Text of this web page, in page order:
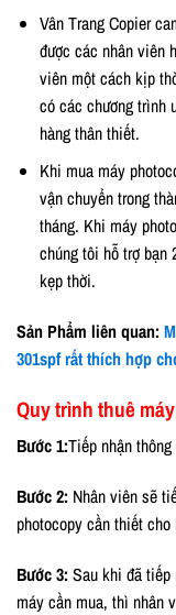
Vân Trang Copier
được các nhân viên
viên một cách kịp
có các chương trình
hàng thân thiết.
Khi mua máy
vận chuyển trong
tháng. Khi máy
chúng tôi hỗ trợ bạn
kẹp thời.
Sản Phẩm liên quan:
301spf rất thích hợp
Quy trình thuê
Bước 1:Tiếp nhận
Bước 2: Nhân viên sẽ
photocopy cần thiết cho
Bước 3:Sau khi đã tiếp
máy cần mua, thì nhân